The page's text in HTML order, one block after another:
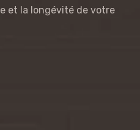
et la longévité de votre